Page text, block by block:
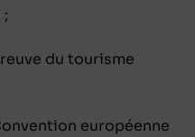
du tourisme
européenne